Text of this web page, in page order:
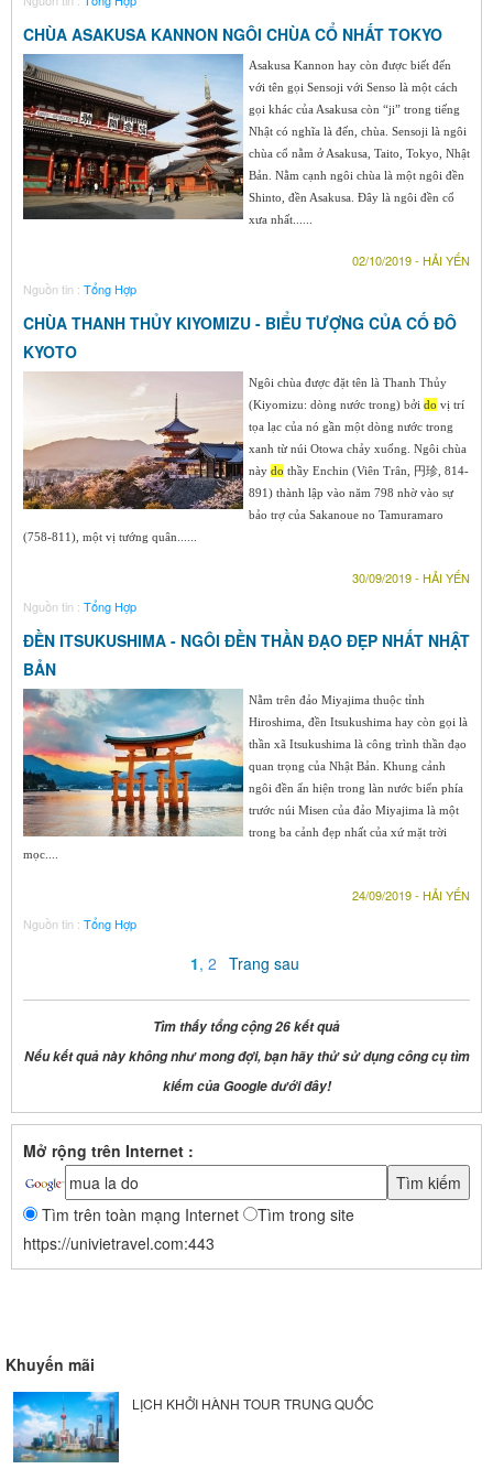
CHÙA ASAKUSA KANNON NGÔI CHÙA CỔ NHẤT TOKYO
Asakusa Kannon hay còn được biết đến
với tên gọi Sensoji với Senso là một cách
gọi khác của Asakusa còn “ji” trong tiếng
Nhật có nghĩa là đến, chùa. Sensoji là ngôi
chùa cổ nằm ở Asakusa, Taito, Tokyo, Nhật
Bản. Nằm cạnh ngôi chùa là một ngôi đền
Shinto, đền Asakusa. Đây là ngôi đền cổ
xưa nhất......
02/10/2019 - HẢI YẾN
Nguồn tin : Tổng Hợp
CHÙA THANH THỦY KIYOMIZU - BIỂU TƯỢNG CỦA CỐ ĐÔ
KYOTO
Ngôi chùa được đặt tên là Thanh Thủy
(Kiyomizu: dòng nước trong) bởi do vị trí
tọa lạc của nó gần một dòng nước trong
xanh từ núi Otowa chảy xuống. Ngôi chùa
này do thầy Enchin (Viên Trân, 円珍, 814-
891) thành lập vào năm 798 nhờ vào sự
bảo trợ của Sakanoue no Tamuramaro
(758-811), một vị tướng quân......
30/09/2019 - HẢI YẾN
Nguồn tin : Tổng Hợp
ĐỀN ITSUKUSHIMA - NGÔI ĐỀN THẦN ĐẠO ĐẸP NHẤT NHẬT
BẢN
Nằm trên đảo Miyajima thuộc tỉnh
Hiroshima, đền Itsukushima hay còn gọi là
thần xã Itsukushima là công trình thần đạo
quan trọng của Nhật Bản. Khung cảnh
ngôi đền ẩn hiện trong làn nước biển phía
trước núi Misen của đảo Miyajima là một
trong ba cảnh đẹp nhất của xứ mặt trời
mọc....
24/09/2019 - HẢI YẾN
Nguồn tin : Tổng Hợp
1, 2 Trang sau
Tìm thấy tổng cộng 26 kết quả
Nếu kết quả này không như mong đợi, bạn hãy thử sử dụng công cụ tìm
kiếm của Google dưới đây!
Mở rộng trên Internet :
Tìm trên toàn mạng Internet
Tìm trong site
https://univietravel.com:443
Khuyến mãi
LỊCH KHỞI HÀNH TOUR TRUNG QUỐC